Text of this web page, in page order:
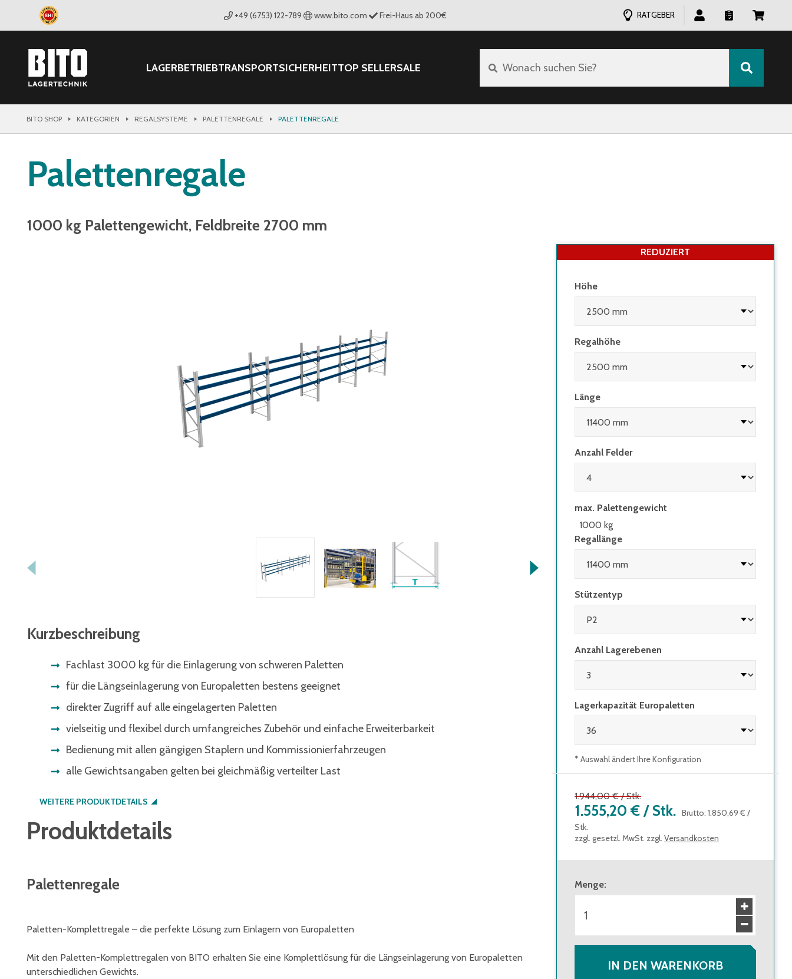
+49 (6753) 122-789 www.bito.com Frei-Haus ab 200€ RATGEBER
LAGERBETRIEBTRANSPORTSICHERHEITTOP SELLERSALE Wonach suchen Sie?
BITO SHOP KATEGORIEN REGALSYSTEME PALETTENREGALE PALETTENREGALE
Palettenregale
1000 kg Palettengewicht, Feldbreite 2700 mm
Kurzbeschreibung
Fachlast 3000 kg für die Einlagerung von schweren Paletten
für die Längseinlagerung von Europaletten bestens geeignet
direkter Zugriff auf alle eingelagerten Paletten
vielseitig und flexibel durch umfangreiches Zubehör und einfache Erweiterbarkeit
Bedienung mit allen gängigen Staplern und Kommissionierfahrzeugen
alle Gewichtsangaben gelten bei gleichmäßig verteilter Last
WEITERE PRODUKTDETAILS
Produktdetails
Palettenregale
Paletten-Komplettregale – die perfekte Lösung zum Einlagern von Europaletten
Mit den Paletten-Komplettregalen von BITO erhalten Sie eine Komplettlösung für die Längseinlagerung von Europaletten
unterschiedlichen Gewichts.
REDUZIERT
Höhe
Regalhöhe
Länge
Anzahl Felder
max. Palettengewicht
1000 kg
Regallänge
Stützentyp
Anzahl Lagerebenen
Lagerkapazität Europaletten
* Auswahl ändert Ihre Konfiguration
1.944,00 € /Stk.
1.555,20 € / Stk. Brutto: 1.850,69 € /
Stk.
zzgl. gesetzl. MwSt. zzgl. Versandkosten
Menge:
IN DEN WARENKORB